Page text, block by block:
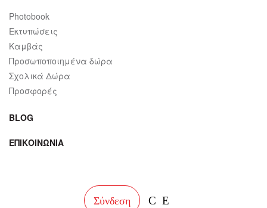
Photobook
Εκτυπώσεις
Καμβάς
Προσωποποιημένα δώρα
Σχολικά Δώρα
Προσφορές
BLOG
ΕΠΙΚΟΙΝΩΝΙΑ
Σύνδεση facebook